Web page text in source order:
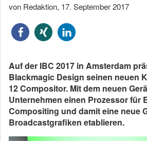
von Redaktion, 17. September 2017
Auf der IBC 2017 in Amsterdam
Blackmagic Design seinen neuen
12 Compositor. Mit dem neuen
Unternehmen einen Prozessor für
Compositing und damit eine neue
Broadcastgrafiken etablieren.